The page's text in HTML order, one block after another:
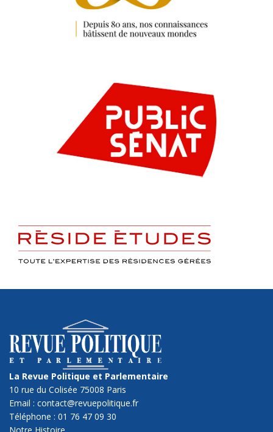
La Revue Politique et Parlementaire
10 rue du Colisée 75008 Paris
Email : contact@revuepolitique.fr
Téléphone : 01 76 47 09 30